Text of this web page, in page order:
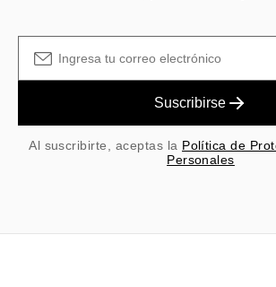
Suscribirse
Al suscribirte, aceptas la Política de
Personales